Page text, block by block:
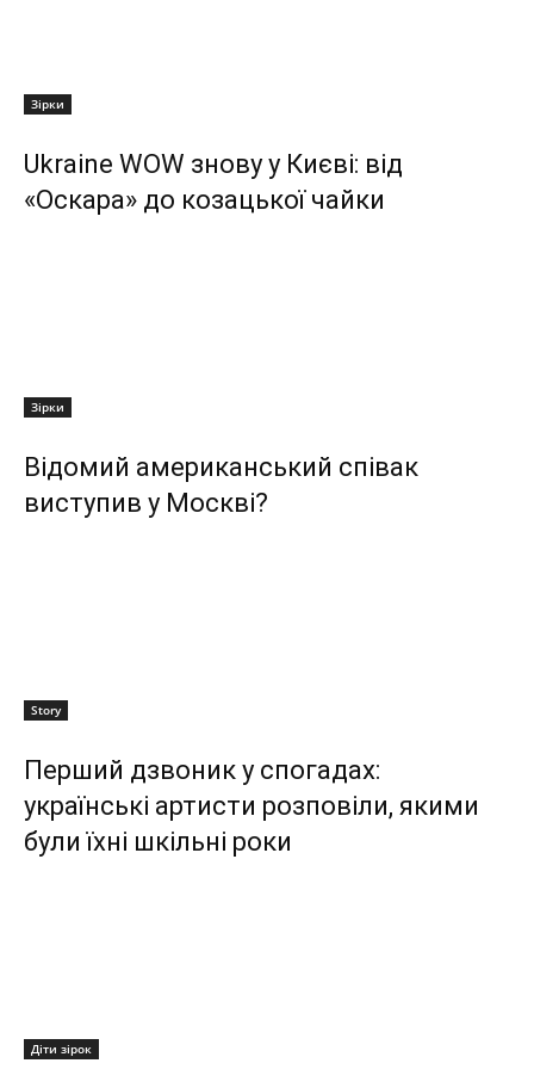
Зірки
Ukraine WOW знову у Києві: від
«Оскара» до козацької чайки
Зірки
Відомий американський співак
виступив у Москві?
Story
Перший дзвоник у спогадах:
українські артисти розповіли, якими
були їхні шкільні роки
Діти зірок